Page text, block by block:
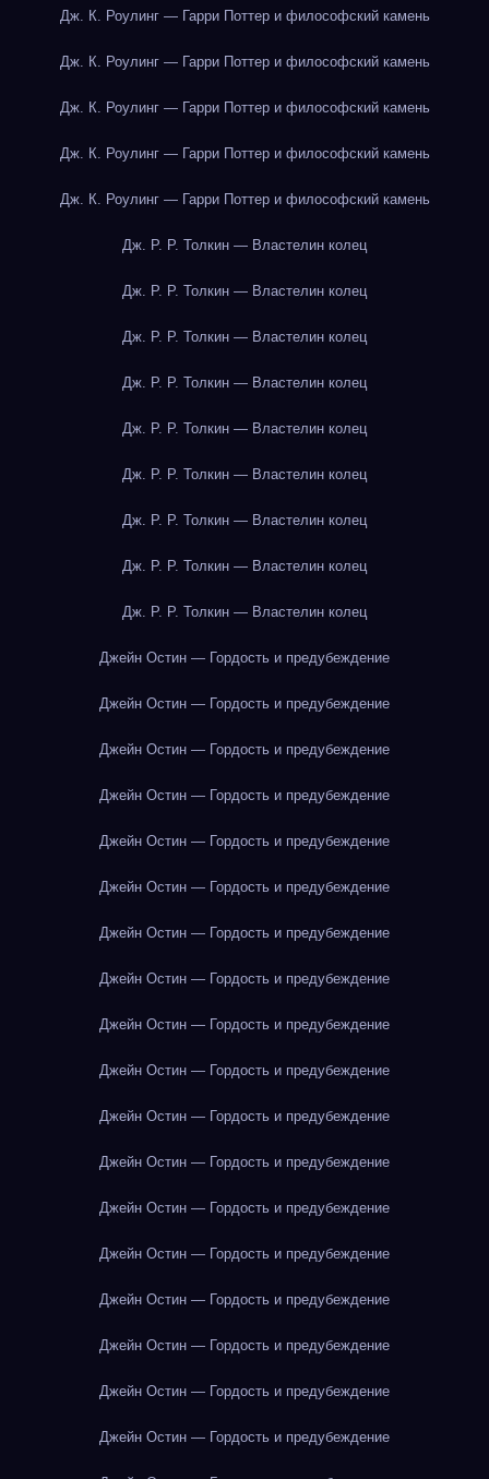
Дж. К. Роулинг — Гарри Поттер и философский камень
Дж. К. Роулинг — Гарри Поттер и философский камень
Дж. К. Роулинг — Гарри Поттер и философский камень
Дж. К. Роулинг — Гарри Поттер и философский камень
Дж. К. Роулинг — Гарри Поттер и философский камень
Дж. Р. Р. Толкин — Властелин колец
Дж. Р. Р. Толкин — Властелин колец
Дж. Р. Р. Толкин — Властелин колец
Дж. Р. Р. Толкин — Властелин колец
Дж. Р. Р. Толкин — Властелин колец
Дж. Р. Р. Толкин — Властелин колец
Дж. Р. Р. Толкин — Властелин колец
Дж. Р. Р. Толкин — Властелин колец
Дж. Р. Р. Толкин — Властелин колец
Джейн Остин — Гордость и предубеждение
Джейн Остин — Гордость и предубеждение
Джейн Остин — Гордость и предубеждение
Джейн Остин — Гордость и предубеждение
Джейн Остин — Гордость и предубеждение
Джейн Остин — Гордость и предубеждение
Джейн Остин — Гордость и предубеждение
Джейн Остин — Гордость и предубеждение
Джейн Остин — Гордость и предубеждение
Джейн Остин — Гордость и предубеждение
Джейн Остин — Гордость и предубеждение
Джейн Остин — Гордость и предубеждение
Джейн Остин — Гордость и предубеждение
Джейн Остин — Гордость и предубеждение
Джейн Остин — Гордость и предубеждение
Джейн Остин — Гордость и предубеждение
Джейн Остин — Гордость и предубеждение
Джейн Остин — Гордость и предубеждение